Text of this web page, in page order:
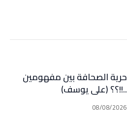
حرية الصحافة بين مفهومين
..!!؟؟ (علي يوسف)
08/08/2026